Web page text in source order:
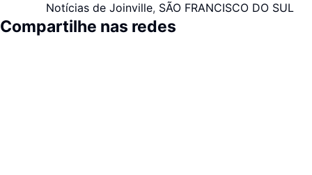
Notícias de Joinville, SÃO FRANCISCO DO SUL
Compartilhe nas redes